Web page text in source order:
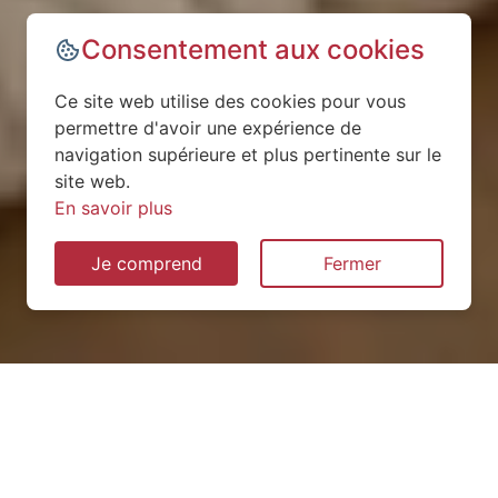
Consentement aux cookies
Ce site web utilise des cookies pour vous
permettre d'avoir une expérience de
navigation supérieure et plus pertinente sur le
site web.
En savoir plus
Je comprend Fermer